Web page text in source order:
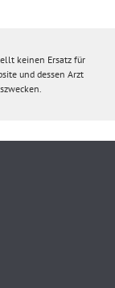
keinen Ersatz für
und dessen Arzt